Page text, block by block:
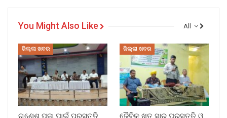
All
You Might Also Like
ଜିଲ୍ଲା ଖବର ଜିଲ୍ଲା ଖବର